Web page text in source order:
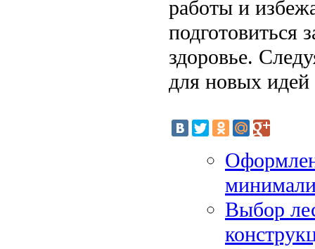
работы и
подготовиться
здоровье.
для новых
Выбор